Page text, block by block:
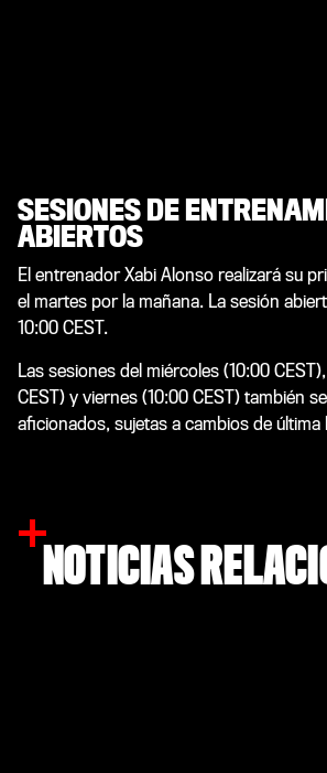
SESIONES DE
ABIERTOS
El entrenador Xabi Alonso realizará su
el martes por la mañana. La sesión
10:00 CEST.
Las sesiones del miércoles (10:00
CEST) y viernes (10:00 CEST) también
aficionados, sujetas a cambios de última
NOTICIAS